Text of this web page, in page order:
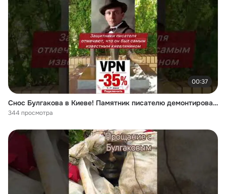
00:37
Снос Булгакова в Киеве! Памятник писателю демонтировали на Андреевском: в обществе раскол
344 просмотра